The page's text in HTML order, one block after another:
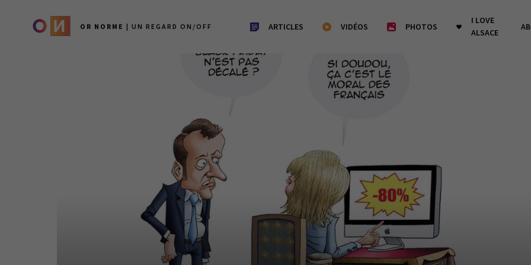
OR NORME | UN REGARD ON/OFF ARTICLES VIDÉOS PHOTOS
I LOVE
ALSACE